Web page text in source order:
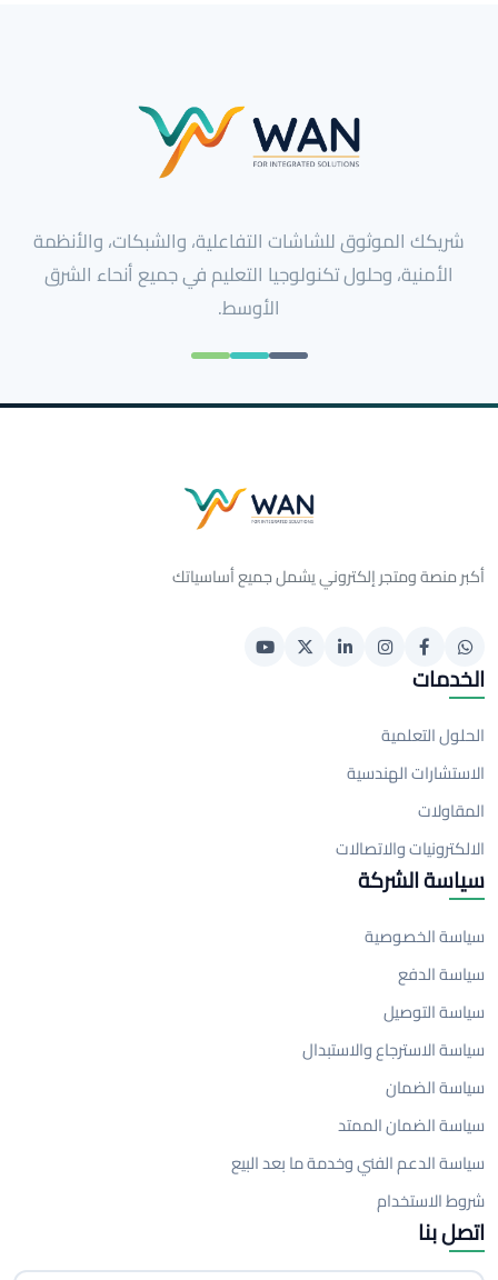
شريكك الموثوق للشاشات التفاعلية، والشبكات، والأنظمة
الأمنية، وحلول تكنولوجيا التعليم في جميع أنحاء الشرق
الأوسط.
أكبر منصة ومتجر إلكتروني يشمل جميع أساسياتك
الخدمات
الحلول التعلمية
الاستشارات الهندسية
المقاولات
الالكترونيات والاتصالات
سياسة الشركة
سياسة الخصوصية
سياسة الدفع
سياسة التوصيل
سياسة الاسترجاع والاستبدال
سياسة الضمان
سياسة الضمان الممتد
سياسة الدعم الفني وخدمة ما بعد البيع
شروط الاستخدام
اتصل بنا